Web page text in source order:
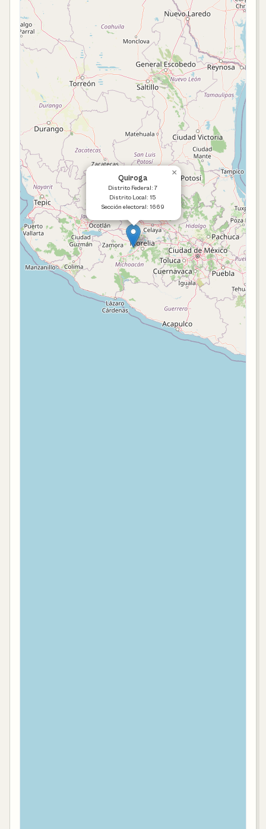
Quiroga
Distrito Federal: 7
Distrito Local: 15
Sección electoral: 1669
×